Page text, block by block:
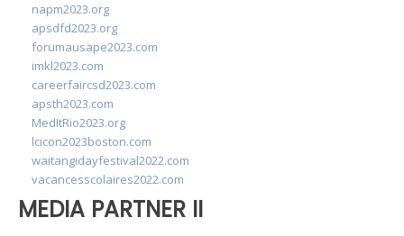
napm2023.org
apsdfd2023.org
forumausape2023.com
imkl2023.com
careerfaircsd2023.com
apsth2023.com
MedItRio2023.org
lcicon2023boston.com
waitangidayfestival2022.com
vacancesscolaires2022.com
MEDIA PARTNER II